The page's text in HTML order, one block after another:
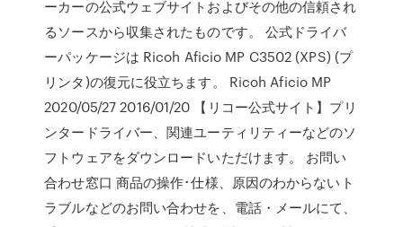
ーカーの公式ウェブサイトおよびその他の信頼され
るソースから収集されたものです。 公式ドライバ
ーパッケージは Ricoh Aficio MP C3502 (XPS) (プ
リンタ)の復元に役立ちます。 Ricoh Aficio MP
2020/05/27 2016/01/20 【リコー公式サイト】プリ
ンタードライバー、関連ユーティリティーなどのソ
フトウェアをダウンロードいただけます。 お問い
合わせ窓口 商品の操作･仕様、原因のわからないト
ラブルなどのお問い合わせを、電話・メールにて、